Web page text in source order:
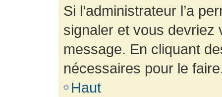
Si l’administrateur l’a
signaler et vous devriez
message. En cliquant
nécessaires pour le
Haut